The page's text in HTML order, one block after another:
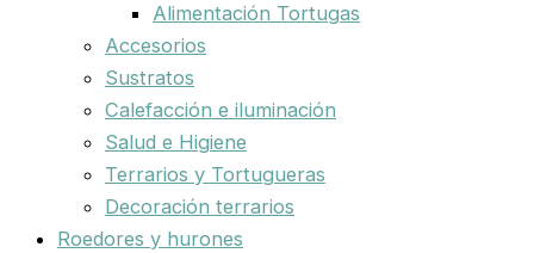
Alimentación Tortugas
Accesorios
Sustratos
Calefacción e iluminación
Salud e Higiene
Terrarios y Tortugueras
Decoración terrarios
Roedores y hurones